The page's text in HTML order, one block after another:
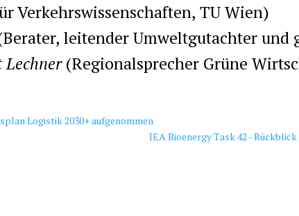
Verkehrswissenschaften, TU Wien)
leitender Umweltgutachter und
Lechner(Regionalsprecher Grüne
Logistik 2030+ aufgenommen
IEA Bioenergy Task 42 -